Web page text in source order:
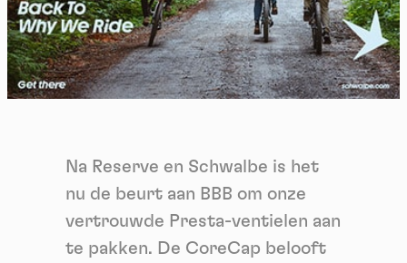
Na Reserve en Schwalbe is het
nu de beurt aan BBB om onze
vertrouwde Presta-ventielen aan
te pakken. De CoreCap belooft